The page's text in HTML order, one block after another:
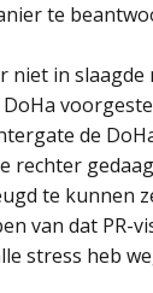
te
niet in slaagde
de
rechter
te kunnen
van dat PR-
stress heb